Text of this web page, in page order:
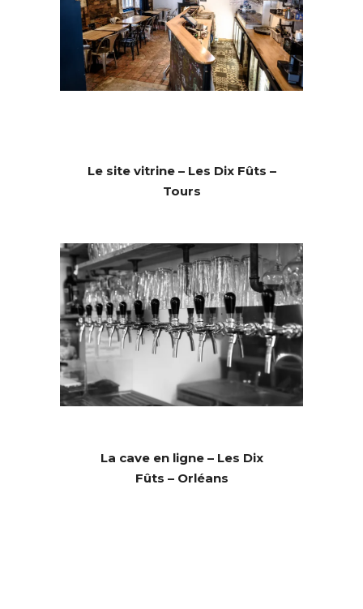
Le site vitrine – Les Dix Fûts –
Tours
La cave en ligne – Les Dix
Fûts – Orléans